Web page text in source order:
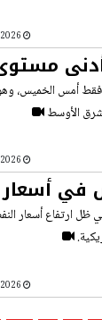
أدنى
فقط أمس الخميس،
الأوسط
في
ظل ارتفاع أسعار